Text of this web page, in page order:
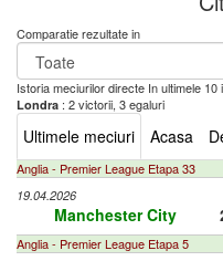
Comparatie rezultate in
Istoria meciurilor directe In ultimele 10
Londra : 2 victorii, 3 egaluri
Ultimele meciuri Acasa
Anglia - Premier League Etapa 33
19.04.2026
Manchester City
Anglia - Premier League Etapa 5